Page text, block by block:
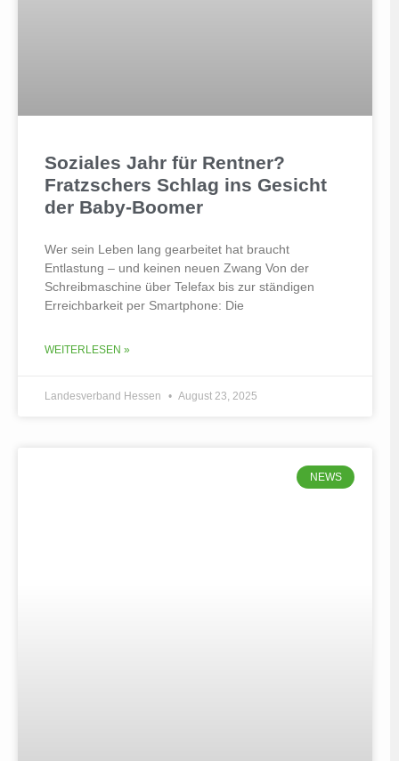
Soziales Jahr für Rentner?
Fratzschers Schlag ins Gesicht
der Baby-Boomer
Wer sein Leben lang gearbeitet hat braucht
Entlastung – und keinen neuen Zwang Von der
Schreibmaschine über Telefax bis zur ständigen
Erreichbarkeit per Smartphone: Die
WEITERLESEN »
Landesverband Hessen August 23, 2025
NEWS